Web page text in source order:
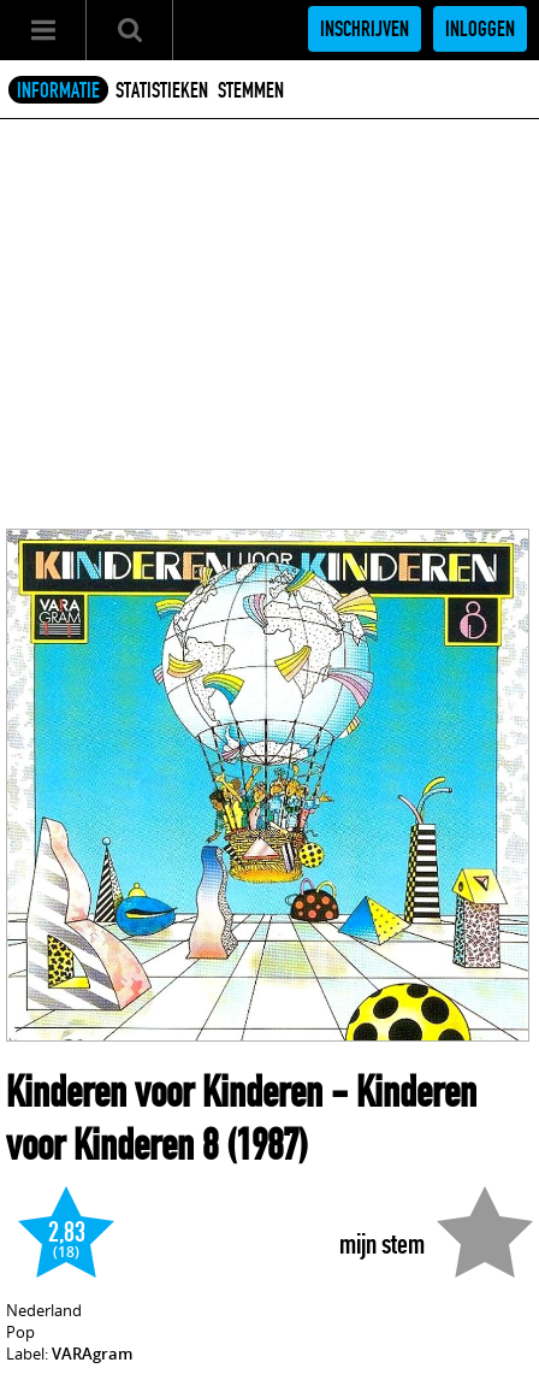
INSCHRIJVEN INLOGGEN
INFORMATIE STATISTIEKEN STEMMEN
Kinderen voor Kinderen- Kinderen
voor Kinderen 8(1987)
mijn stem
2,83
(18)
Nederland
Pop
Label:VARAgram